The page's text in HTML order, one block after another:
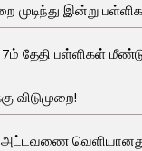
முடிந்து இன்று
தேதி பள்ளிகள்
விடுமுறை!
அட்டவணை